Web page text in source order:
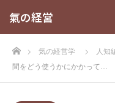
氣の経営
ホーム気の経営学 人知
間をどう使うかにかかって…